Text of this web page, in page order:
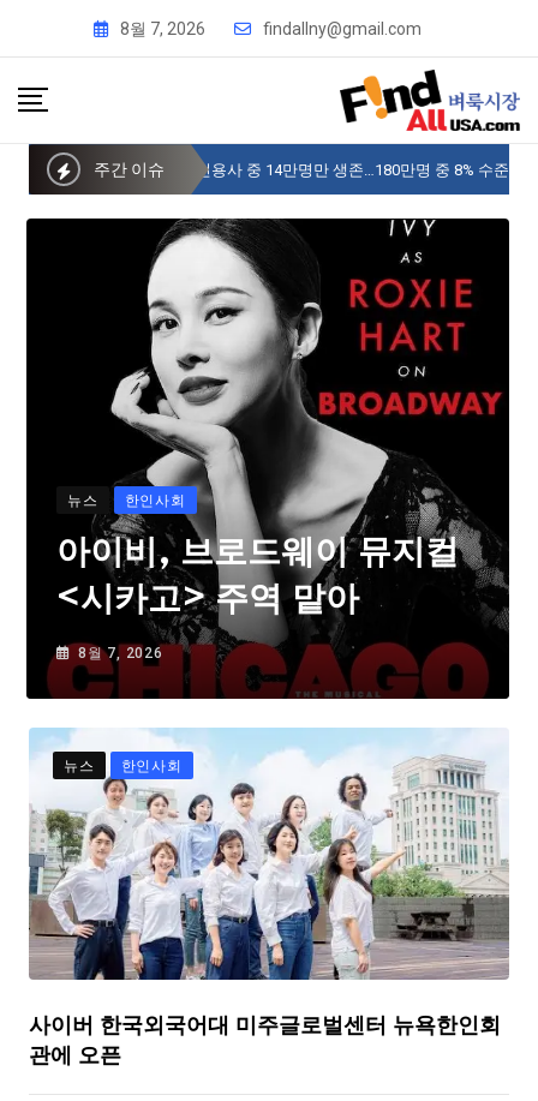
8월 7, 2026 findallny@gmail.com
주간 이슈 사이버 한국외국어대 미주글로벌센터 뉴욕
뉴스 한인사회
아이비, 브로드웨이 뮤지컬
<시카고> 주역 맡아
8월 7, 2026
뉴스 한인사회
사이버 한국외국어대 미주글로벌센터 뉴욕한인회
관에 오픈